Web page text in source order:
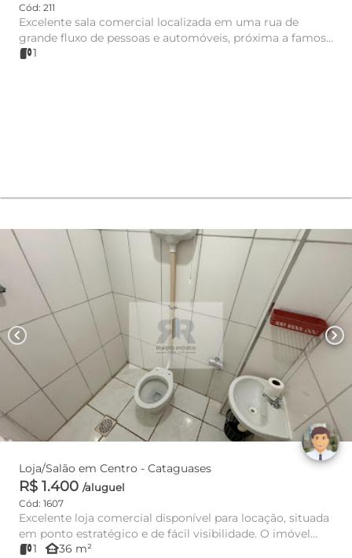
Cód: 211
Excelente sala comercial localizada em uma rua de
grande fluxo de pessoas e automóveis, próxima a famosa
"Praça Rui Barb...
1
chevron_left chevron_right
Loja/Salão em Centro - Cataguases
R$ 1.400 /aluguel
Cód: 1607
Excelente loja comercial disponível para locação, situada
em ponto estratégico e de fácil visibilidade. O imóvel
possui ...
1 other_houses36 m²